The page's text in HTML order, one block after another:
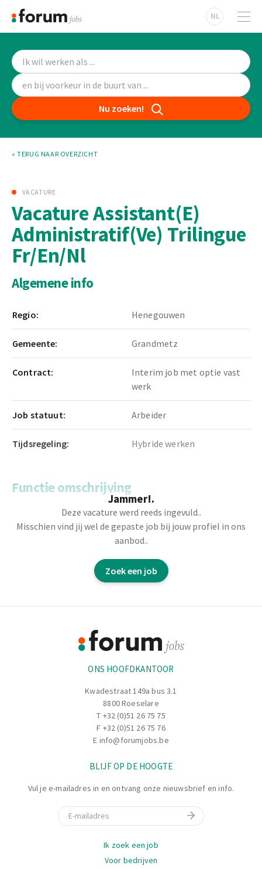
NL
Nu zoeken!
« TERUG NAAR OVERZICHT
VACATURE
Vacature Assistant(E)
Administratif(Ve) Trilingue
Fr/En/Nl
Algemene info
Regio: Henegouwen
Gemeente: Grandmetz
Contract:
Interim job met optie vast
werk
Job statuut: Arbeider
Tijdsregeling: Hybride werken
Functie omschrijving
Assurer le suivi administratif des dossiers
Gérer les commandes et la relation clients
Soutenir les équipes commerciales au quotidien
Jammer!.
Deze vacature werd reeds ingevuld..
Misschien vind jij wel de gepaste job bij jouw profiel in ons
aanbod..
Zoek een job
ONS HOOFDKANTOOR
Kwadestraat 149a bus 3.1
8800 Roeselare
T +32 (0)51 26 75 75
F +32 (0)51 26 75 76
E info@forumjobs.be
BLIJF OP DE HOOGTE
Vul je e-mailadres in en ontvang onze nieuwsbrief en info.
E-mail
Ik zoek een job
Voor bedrijven